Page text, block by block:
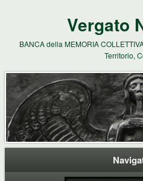
Vergato
BANCA della MEMORIA
Territorio,